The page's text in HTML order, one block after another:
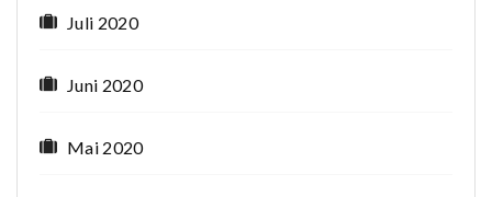
Juli 2020
Juni 2020
Mai 2020